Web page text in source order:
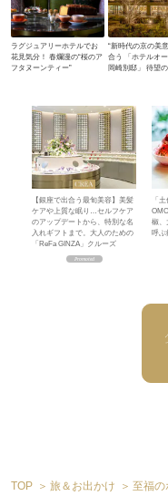
ラグジュアリーホテルでお
花見気分！ 春爛漫の“桜のア
フタヌーンティー”
“新時代の京の美
合う 「ホテルオ
岡崎別邸」 待望
【銀座で出合う最旬美容】美髪
ケアや上質な眠り…セルフケア
のアップデートから、特別な名
入れギフトまで。大人のための
「ReFa GINZA」クルーズ
「
椒、
呼ぶ
TOP 旅＆お出かけ 至福の